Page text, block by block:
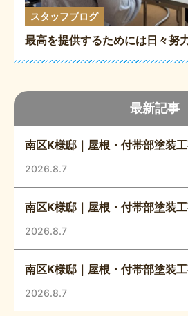
最新記事
南区K様邸｜屋根・付帯部塗装
2026.8.7
南区K様邸｜屋根・付帯部塗装
2026.8.7
南区K様邸｜屋根・付帯部塗装
2026.8.7
スタッフブログ
最高を提供するためには日々努